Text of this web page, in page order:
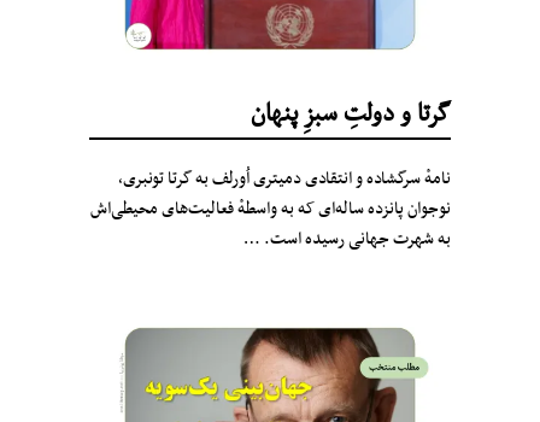
گرتا و دولتِ سبزِ پنهان
نامهٔ سرگشاده و انتقادی دمیتری اُورلف به گرتا تونبری،
نوجوان پانزده ساله‌ای که به واسطهٔ فعالیت‌های محیطی‌اش
به شهرت جهانی رسیده است. …